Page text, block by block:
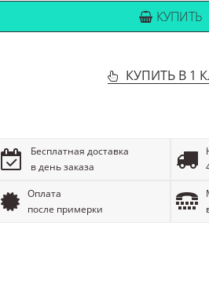
КУПИТЬ
КУПИТЬ В 1
Бесплатная доставка
в день заказа
Оплата
после примерки